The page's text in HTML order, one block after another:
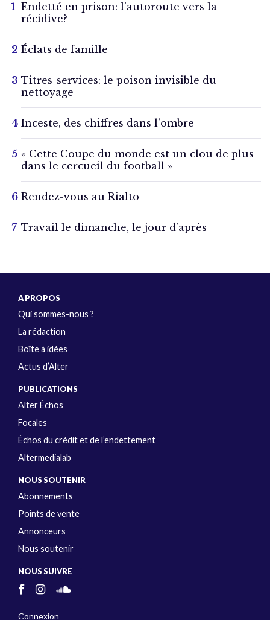
Endetté en prison: l’autoroute vers la
récidive?
Éclats de famille
Titres-services: le poison invisible du
nettoyage
Inceste, des chiffres dans l’ombre
« Cette Coupe du monde est un clou de plus
dans le cercueil du football »
Rendez-vous au Rialto
Travail le dimanche, le jour d’après
A PROPOS
Qui sommes-nous ?
La rédaction
Boîte à idées
Actus d’Alter
PUBLICATIONS
Alter Échos
Focales
Échos du crédit et de l’endettement
Altermedialab
NOUS SOUTENIR
Abonnements
Points de vente
Annonceurs
Nous soutenir
NOUS SUIVRE
Connexion